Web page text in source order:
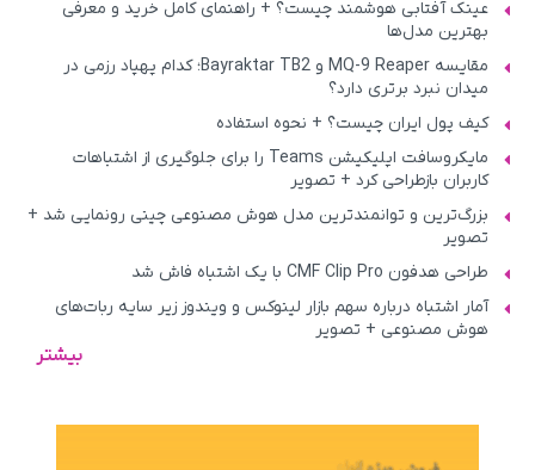
عینک آفتابی هوشمند چیست؟ + راهنمای کامل خرید و معرفی
بهترین مدل‌ها
مقایسه MQ-9 Reaper و Bayraktar TB2؛ کدام پهپاد رزمی در
میدان نبرد برتری دارد؟
کیف پول ایران چیست؟ + نحوه استفاده
مایکروسافت اپلیکیشن Teams را برای جلوگیری از اشتباهات
کاربران بازطراحی کرد + تصویر
بزرگ‌ترین و توانمندترین مدل هوش مصنوعی چینی رونمایی شد +
تصویر
طراحی هدفون CMF Clip Pro با یک اشتباه فاش شد
آمار اشتباه درباره سهم بازار لینوکس و ویندوز زیر سایه ربات‌های
هوش مصنوعی + تصویر
بیشتر